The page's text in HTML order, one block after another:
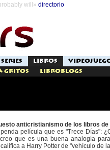
will» directorio
SERIES LIBROS
Gritos Libroblogs
anticristianismo de los libros
película que es "Trece Días":
que es una buena analogía
a Harry Potter de "vehículo